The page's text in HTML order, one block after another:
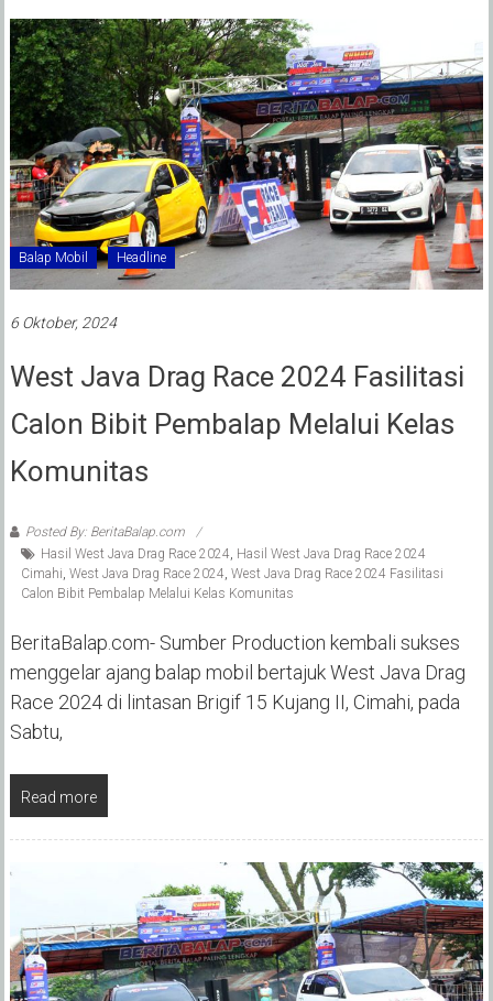
Balap Mobil Headline
6 Oktober, 2024
West Java Drag Race 2024 Fasilitasi
Calon Bibit Pembalap Melalui Kelas
Komunitas
Posted By: BeritaBalap.com
Hasil West Java Drag Race 2024 Hasil West Java Drag Race 2024
Cimahi West Java Drag Race 2024 West Java Drag Race 2024 Fasilitasi
Calon Bibit Pembalap Melalui Kelas Komunitas
BeritaBalap.com- Sumber Production kembali sukses
menggelar ajang balap mobil bertajuk West Java Drag
Race 2024 di lintasan Brigif 15 Kujang II, Cimahi, pada
Sabtu,
Read more